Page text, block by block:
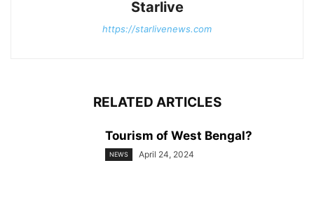
Starlive
https://starlivenews.com
RELATED ARTICLES
Tourism of West Bengal?
NEWS April 24, 2024